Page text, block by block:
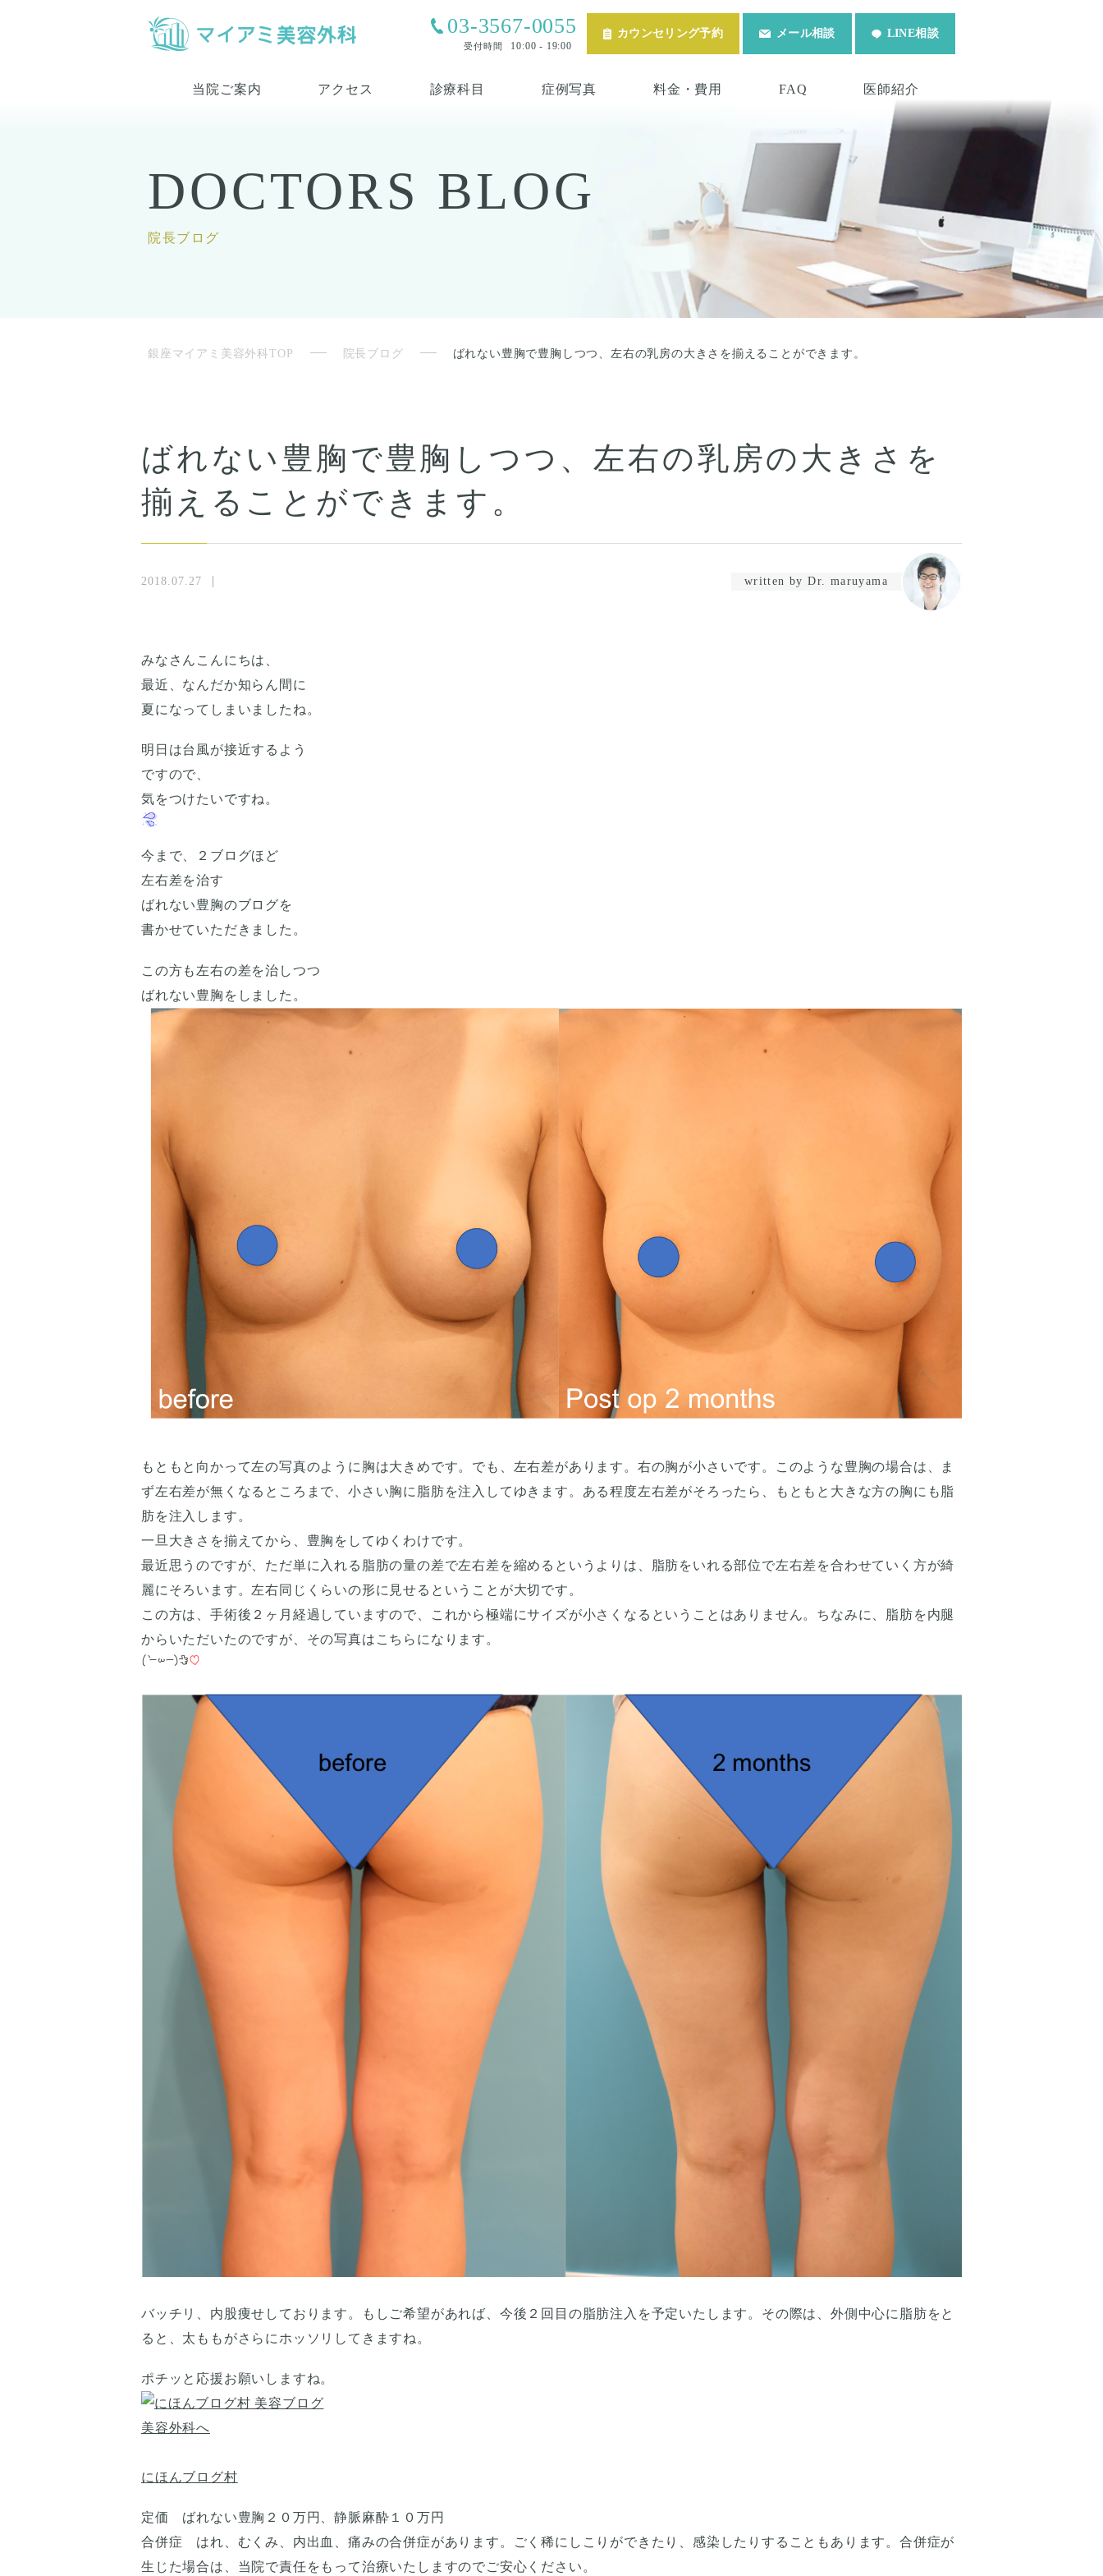
03-3567-0055
受付時間 10:00 - 19:00
カウンセリング予約 メール相談 LINE相談
当院ご案内 アクセス 診療科目 症例写真 料金・費用 FAQ 医師紹介
DOCTORS BLOG
院長ブログ
銀座マイアミ美容外科TOP 院長ブログ ばれない豊胸で豊胸しつつ、左右の乳房の大きさを揃えることができます。
ばれない豊胸で豊胸しつつ、左右の乳房の大きさを
揃えることができます。
2018.07.27 written by Dr. maruyama
みなさんこんにちは、
最近、なんだか知らん間に
夏になってしまいましたね。
明日は台風が接近するよう
ですので、
気をつけたいですね。
今まで、２ブログほど
左右差を治す
ばれない豊胸のブログを
書かせていただきました。
この方も左右の差を治しつつ
ばれない豊胸をしました。
もともと向かって左の写真のように胸は大きめです。でも、左右差があります。右の胸が小さいです。このような豊胸の場合は、ま
ず左右差が無くなるところまで、小さい胸に脂肪を注入してゆきます。ある程度左右差がそろったら、もともと大きな方の胸にも脂
肪を注入します。
一旦大きさを揃えてから、豊胸をしてゆくわけです。
最近思うのですが、ただ単に入れる脂肪の量の差で左右差を縮めるというよりは、脂肪をいれる部位で左右差を合わせていく方が綺
麗にそろいます。左右同じくらいの形に見せるということが大切です。
この方は、手術後２ヶ月経過していますので、これから極端にサイズが小さくなるということはありません。ちなみに、脂肪を内腿
からいただいたのですが、その写真はこちらになります。
バッチリ、内股痩せしております。もしご希望があれば、今後２回目の脂肪注入を予定いたします。その際は、外側中心に脂肪をと
ると、太ももがさらにホッソリしてきますね。
ポチッと応援お願いしますね。
にほんブログ村
定価 ばれない豊胸２０万円、静脈麻酔１０万円
合併症 はれ、むくみ、内出血、痛みの合併症があります。ごく稀にしこりができたり、感染したりすることもあります。合併症が
生じた場合は、当院で責任をもって治療いたしますのでご安心ください。